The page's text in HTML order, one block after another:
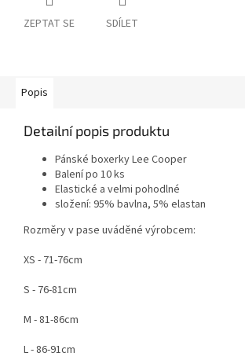
ZEPTAT SE SDÍLET
Popis
Detailní popis produktu
Pánské boxerky Lee Cooper
Balení po 10 ks
Elastické a velmi pohodlné
složení: 95% bavlna, 5% elastan
Rozměry v pase uváděné výrobcem:
XS - 71-76cm
S - 76-81cm
M - 81-86cm
L - 86-91cm